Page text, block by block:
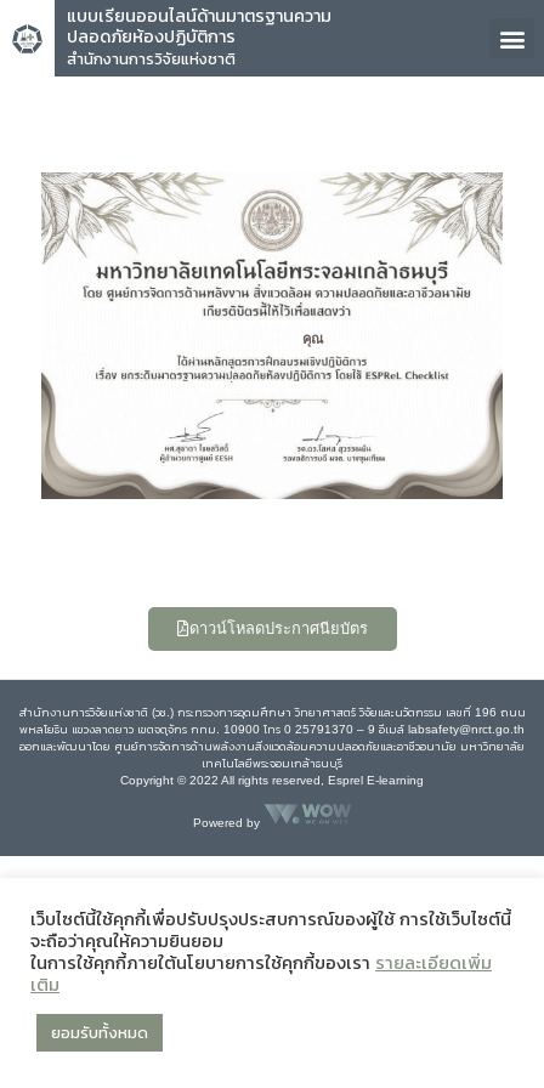
แบบเรียนออนไลน์ด้านมาตรฐานความ
ปลอดภัยห้องปฏิบัติการ
สำนักงานการวิจัยแห่งชาติ
คุณ
ดาวน์โหลดประกาศนียบัตร
สำนักงานการวิจัยแห่งชาติ (วช.) กระทรวงการอุดมศึกษา วิทยาศาสตร์ วิจัยและนวัตกรรม เลขที่ 196 ถนน
พหลโยธิน แขวงลาดยาว เขตจตุจักร กทม. 10900 โทร 0 25791370 – 9 อีเมล์ labsafety@nrct.go.th
ออกและพัฒนาโดย ศูนย์การจัดการด้านพลังงานสิ่งแวดล้อมความปลอดภัยและอาชีวอนามัย มหาวิทยาลัย
เทคโนโลยีพระจอมเกล้าธนบุรี
Copyright © 2022 All rights reserved, Esprel E-learning
Powered by
เว็บไซต์นี้ใช้คุกกี้เพื่อปรับปรุงประสบการณ์ของผู้ใช้ การใช้เว็บไซต์นี้
จะถือว่าคุณให้ความยินยอม
ในการใช้คุกกี้ภายใต้นโยบายการใช้คุกกี้ของเรา รายละเอียดเพิ่ม
เติม
ยอมรับทั้งหมด